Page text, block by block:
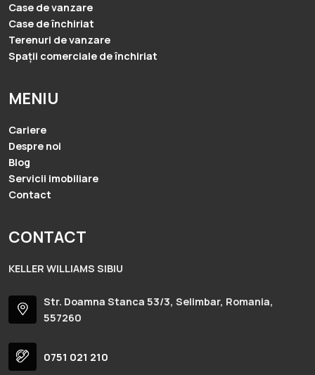
Case de vanzare
Case de închiriat
Terenuri de vanzare
Spații comerciale de închiriat
MENIU
Cariere
Despre noi
Blog
Servicii imobiliare
Contact
CONTACT
KELLER WILLIAMS SIBIU
Str. Doamna Stanca 53/3, Selimbar, Romania,
557260
0751 021 210